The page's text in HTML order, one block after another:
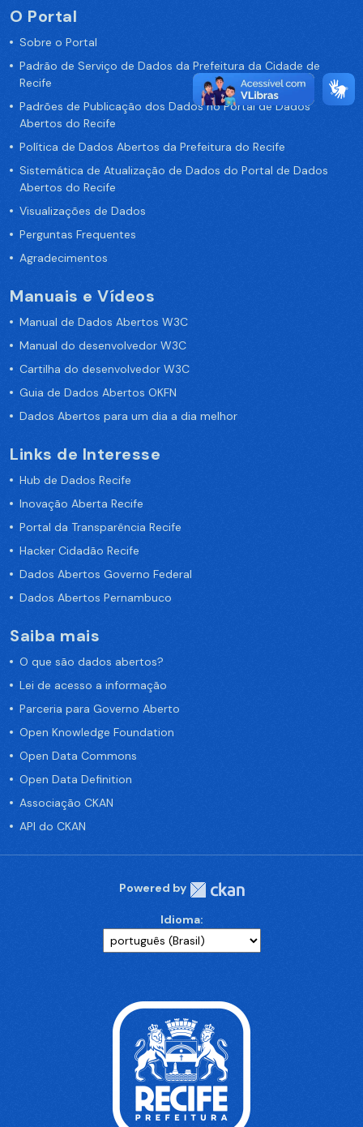
O Portal
Sobre o Portal
Padrão de Serviço de Dados da Prefeitura da Cidade de
Recife
Padrões de Publicação dos Dados no Portal de Dados
Abertos do Recife
Política de Dados Abertos da Prefeitura do Recife
Sistemática de Atualização de Dados do Portal de Dados
Abertos do Recife
Visualizações de Dados
Perguntas Frequentes
Agradecimentos
Manuais e Vídeos
Manual de Dados Abertos W3C
Manual do desenvolvedor W3C
Cartilha do desenvolvedor W3C
Guia de Dados Abertos OKFN
Dados Abertos para um dia a dia melhor
Links de Interesse
Hub de Dados Recife
Inovação Aberta Recife
Portal da Transparência Recife
Hacker Cidadão Recife
Dados Abertos Governo Federal
Dados Abertos Pernambuco
Saiba mais
O que são dados abertos?
Lei de acesso a informação
Parceria para Governo Aberto
Open Knowledge Foundation
Open Data Commons
Open Data Definition
Associação CKAN
API do CKAN
Powered by
Idioma